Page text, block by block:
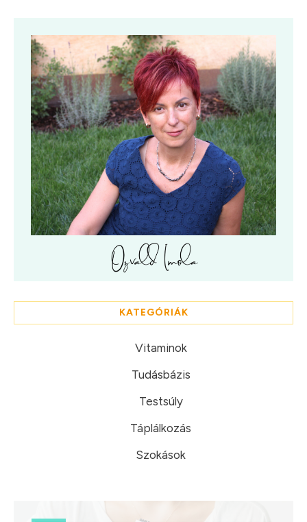
KATEGÓRIÁK
Vitaminok
Tudásbázis
Testsúly
Táplálkozás
Szokások